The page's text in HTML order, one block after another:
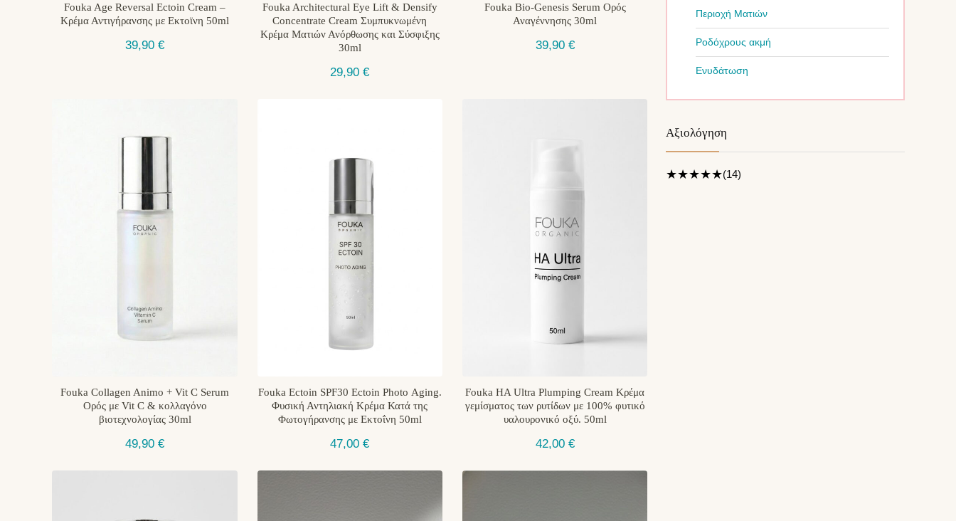
Fouka Age Reversal Ectoin Cream –
Κρέμα Αντιγήρανσης με Εκτοϊνη 50ml
39,90€
Fouka Architectural Eye Lift & Densify
Concentrate Cream Συμπυκνωμένη
Κρέμα Ματιών Ανόρθωσης και Σύσφιξης
30ml
29,90€
Fouka Bio-Genesis Serum Ορός
Αναγέννησης 30ml
39,90 €
Fouka Collagen Animo + Vit C Serum
Oρός με Vit C & κολλαγόνο
βιοτεχνολογίας 30ml
49,90€
Fouka Ectoin SPF30 Ectoin Photo Αging.
Φυσική Αντηλιακή Κρέμα Κατά της
Φωτογήρανσης με Eκτοΐνη 50ml
47,00€
Fouka HA Ultra Plumping Cream Kρέμα
γεμίσματος των ρυτίδων με 100% φυτικό
υαλουρονικό οξύ. 50ml
42,00 €
Περιοχή Ματιών
Ροδόχρους ακμή
Ενυδάτωση
Αξιολόγηση
★★★★★(14)